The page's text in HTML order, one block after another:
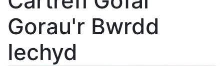
Gorau'r Bwrdd
Iechyd